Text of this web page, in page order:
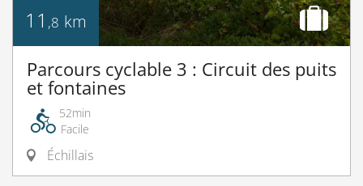
11 ,8 km
Parcours cyclable 3 : Circuit des puits
et fontaines
52min
Facile
Échillais